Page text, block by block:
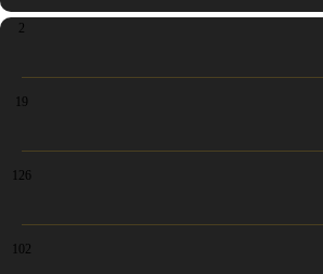
2
19
126
102